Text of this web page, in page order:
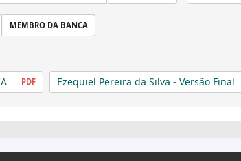
MEMBRO DA BANCA
PDF Ezequiel Pereira da Silva - Versão Final